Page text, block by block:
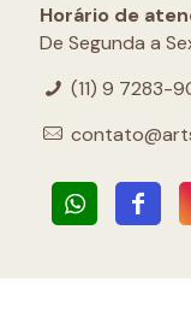
Horário de
De Segunda a
(11) 9 7283-